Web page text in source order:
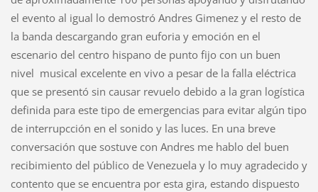
el evento al igual lo demostró Andres Gimenez y el resto de
la banda descargando gran euforia y emoción en el
escenario del centro hispano de punto fijo con un buen
nivel musical excelente en vivo a pesar de la falla eléctrica
que se presentó sin causar revuelo debido a la gran logística
definida para este tipo de emergencias para evitar algún tipo
de interrupcción en el sonido y las luces. En una breve
conversación que sostuve con Andres me hablo del buen
recibimiento del público de Venezuela y lo muy agradecido y
contento que se encuentra por esta gira, estando dispuesto